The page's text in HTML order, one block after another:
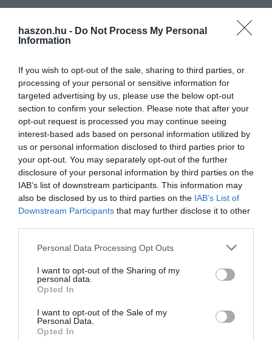
haszon.hu - Do Not Process My Personal
Information
If you wish to opt-out of the sale, sharing to third parties, or
processing of your personal or sensitive information for
targeted advertising by us, please use the below opt-out
section to confirm your selection. Please note that after your
opt-out request is processed you may continue seeing
interest-based ads based on personal information utilized by
us or personal information disclosed to third parties prior to
your opt-out. You may separately opt-out of the further
disclosure of your personal information by third parties on the
IAB’s list of downstream participants. This information may
also be disclosed by us to third parties on the IAB’s List of
Downstream Participants that may further disclose it to other
Please note that this website/app uses one or more Google
not limited to your visit or usage behaviour. You may click to
grant or deny consent to Google and its third-party tags to
use your data for below specified purposes in below Google
consent section.
Personal Data Processing Opt Outs
I want to opt-out of the Sharing of my
personal data.
Opted In
I want to opt-out of the Sale of my
Personal Data.
Opted In